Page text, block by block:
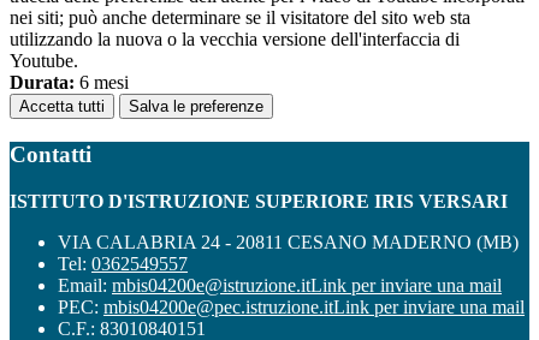
nei siti; può anche determinare se il visitatore del sito web sta
utilizzando la nuova o la vecchia versione dell'interfaccia di
Youtube.
Durata: 6 mesi
Accetta tutti Salva le preferenze
Contatti
ISTITUTO D'ISTRUZIONE SUPERIORE IRIS VERSARI
VIA CALABRIA 24 - 20811 CESANO MADERNO (MB)
Tel: 0362549557
Email: mbis04200e@istruzione.itLink per inviare una mail
PEC: mbis04200e@pec.istruzione.itLink per inviare una mail
C.F.: 83010840151